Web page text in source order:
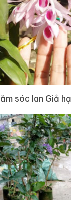
sóc lan Giả